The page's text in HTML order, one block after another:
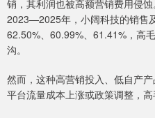
销，其利润也被高额营销费用侵
2023—2025年，小阔科技的销售
62.50%、60.99%、61.41%，高
沟。
然而，这种高营销投入、低自产
平台流量成本上涨或政策调整，高